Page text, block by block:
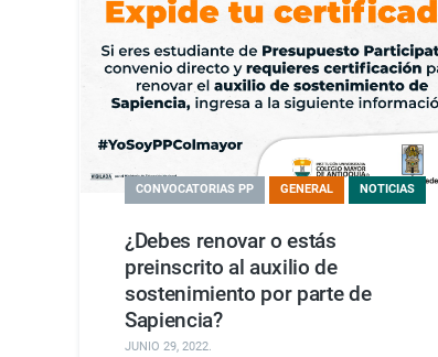
CONVOCATORIAS PP GENERAL NOTICIAS
¿Debes renovar o estás
preinscrito al auxilio de
sostenimiento por parte de
Sapiencia?
JUNIO 29, 2022